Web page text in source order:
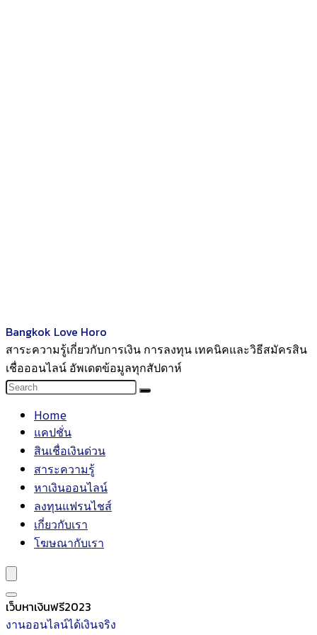
Bangkok Love Horo
สาระความรู้เกี่ยวกับการเงิน การลงทุน เทคนิคและวิธีสมัครสิน
เชื่อออนไลน์ อัพเดตข้อมูลทุกสัปดาห์
Home
แคปชั่น
สินเชื่อเงินด่วน
สาระความรู้
หาเงินออนไลน์
ลงทุนแฟรนไชส์
เกี่ยวกับเรา
โฆษณากับเรา
เว็บหาเงินฟรี2023
งานออนไลน์ได้เงินจริง